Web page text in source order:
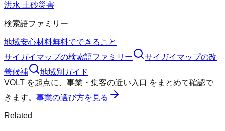
洪水 土砂災害
検索語ファミリー
地域安心材料無料でできること
サイガイマップの検索語ファミリー サイガイマップの改
善候補
地域別ガイド
VOLT を起点に、 事業・集客の近い入口 をまとめて確認で
きます。 事業の選び方を見る
Related